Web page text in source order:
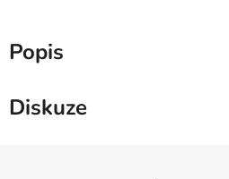
Popis
Diskuze